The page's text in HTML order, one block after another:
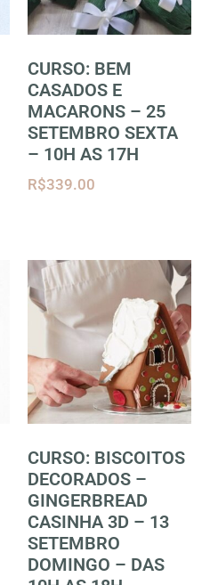
CURSO: BEM
CASADOS E
MACARONS – 25
SETEMBRO SEXTA
– 10H AS 17H
R$339.00
CURSO: BISCOITOS
DECORADOS –
GINGERBREAD
CASINHA 3D – 13
SETEMBRO
DOMINGO – DAS